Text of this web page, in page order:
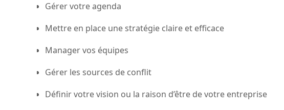
Gérer votre agenda
Mettre en place une stratégie claire et efficace
Manager vos équipes
Gérer les sources de conflit
Définir votre vision ou la raison d’être de votre entreprise